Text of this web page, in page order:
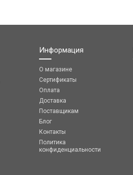
Информация
О магазине
Сертификаты
Оплата
Доставка
Поставщикам
Блог
Контакты
Политика
конфиденциальности